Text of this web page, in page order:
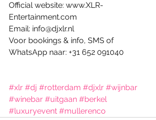
Official website: www.XLR-
Entertainment.com
Email: info@djxlr.nl
Voor bookings & info, SMS of
WhatsApp naar: +31 652 091040
#xlr #dj #rotterdam #djxlr #wijnbar
#winebar #uitgaan #berkel
#luxuryevent #mullerenco